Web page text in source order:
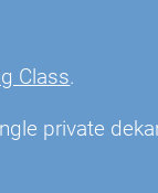
Class.
private